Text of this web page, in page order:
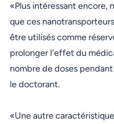
«Plus intéressant encore,
que ces
être utilisés comme
prolonger l'effet du
nombre de doses
le doctorant.
«Une autre